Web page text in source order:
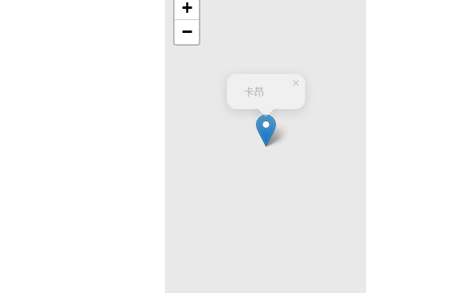
卡昂
×
+
−